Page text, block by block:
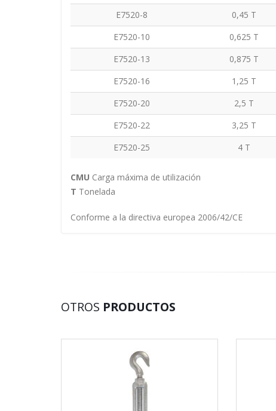
E7520-8
0,45 T
E7520-10
0,625 T
E7520-13
0,875 T
E7520-16
1,25 T
E7520-20
2,5 T
E7520-22
3,25 T
E7520-25
4 T
CMU Carga máxima de utilización
T Tonelada
Conforme a la directiva europea 2006/42/CE
OTROS PRODUCTOS